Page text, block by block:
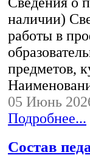
наличии)
работы в
предметов,
05 Июнь
Подробнее...
Состав